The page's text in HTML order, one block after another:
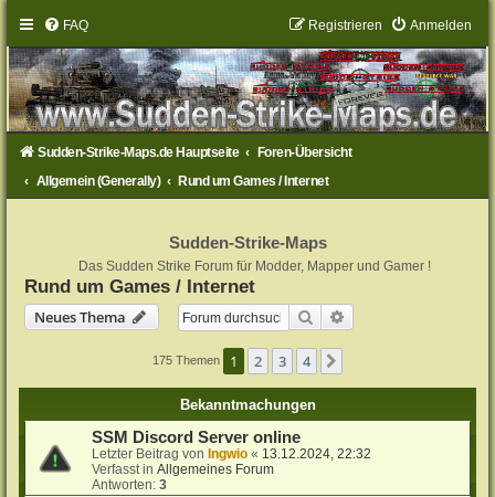
FAQ Anmelden
Registrieren
Sudden-Strike-Maps.de Hauptseite
Foren-Übersicht
Allgemein (Generally)
Rund um Games / Internet
Sudden-Strike-Maps
Das Sudden Strike Forum für Modder, Mapper und Gamer !
Rund um Games / Internet
Neues Thema
Suche
175 Themen 1 2 3 4
Bekanntmachungen
SSM Discord Server online
Letzter Beitrag von Ingwio « 13.12.2024, 22:32
Verfasst inAllgemeines Forum
Antworten:3